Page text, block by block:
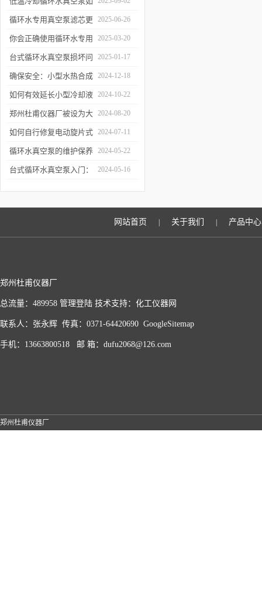
何提升制冷与真空效率？
循环水专用真空泵滤芯更
换周期：基于水质污染度
的判断方法
2025-06-26
你会正确使用循环水专用
真空泵吗？
2025-03-20
台式循环水真空泵损坏问
题诊断与预防措施
2025-01-17
确保安全：小型水热合成
反应釜的操作与维护建议
2024-12-18
如何有效延长小型冷却液
水循环泵的使用寿命？
2024-10-22
郑州杜甫仪器厂被设为大
学生实习就业基地
2024-08-20
如何自行修复电动旋片式
真空泵无法启动的问题
2024-07-11
循环水真空泵的维护保养
与故障排除指南
2024-05-22
台式循环水真空泵入门： 2024-05-16
网站首页 关于我们 产品中心
郑州杜甫仪器厂
总流量：489958 管理登陆 技术支持： 化工仪器网
联系人：张永辉 传真：0371-64420690 GoogleSitemap
手机：13663800518 邮 箱：dufu2068@126.com
郑州杜甫仪器厂